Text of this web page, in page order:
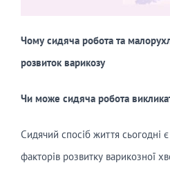
Чому сидяча робота та
розвиток варикозу
Чи може сидяча робота
Сидячий спосіб життя сьогодні
факторів розвитку варикозної